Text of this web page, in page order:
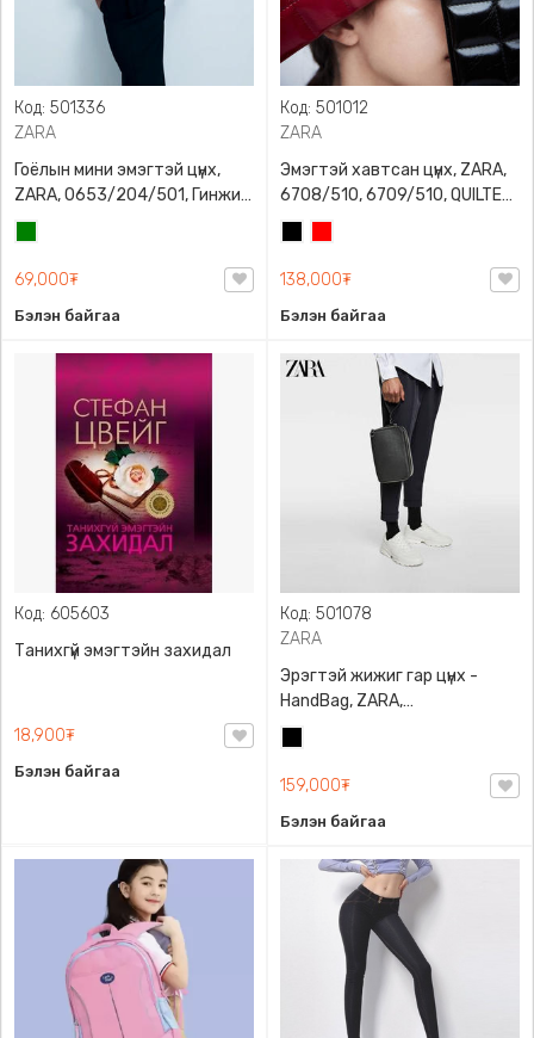
Код: 501336
ZARA
Гоёлын мини эмэгтэй цүнх,
ZARA, 0653/204/501, Гинжин
оосортой, Дотроо тольтой
69,000₮
Бэлэн байгаа
Код: 501012
ZARA
Эмэгтэй хавтсан цүнх, ZARA,
6708/510, 6709/510, QUILTED
CLUTCH BAGDETAILS, Лакан,
Гинжин оосортой
138,000₮
Бэлэн байгаа
Код: 605603
Танихгүй эмэгтэйн захидал
18,900₮
Бэлэн байгаа
Код: 501078
ZARA
Эрэгтэй жижиг гар цүнх -
HandBag, ZARA,
3720/005/040, PU арьс
159,000₮
Бэлэн байгаа